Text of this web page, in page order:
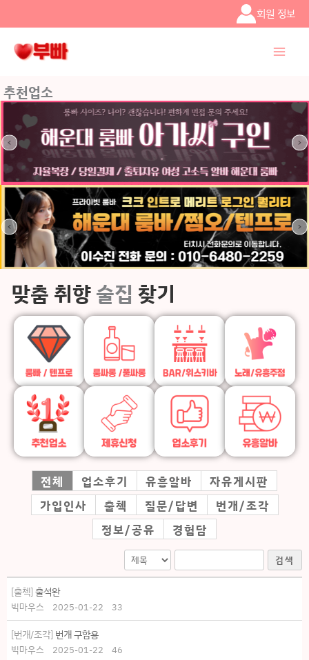
건너뛰기
회원 정보
추천업소
맞춤 취향 술집 찾기
전체 업소후기 유흥알바
자유게시판
가입인사
출첵 질문/답변
번개/조각
정보/공유
경험담
검색
[출첵] 출석완
빅마우스 2025-01-22 33
[번개/조각] 번개 구함용
빅마우스 2025-01-22 46